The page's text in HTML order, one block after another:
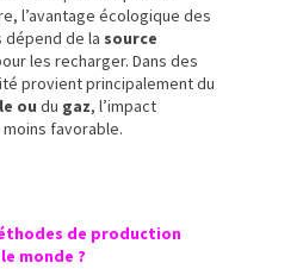
l’avantage écologique des
de la source
les recharger. Dans des
provient principalement du
ou du gaz, l’impact
favorable.
de production
monde ?